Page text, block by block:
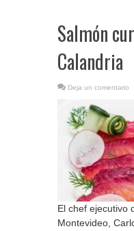
Salmón
Calandria
Deja un comentario
El chef ejecutivo
Montevideo,